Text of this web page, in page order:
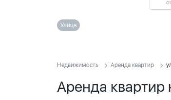
Улица
Недвижимость Аренда квартир
Аренда квартир